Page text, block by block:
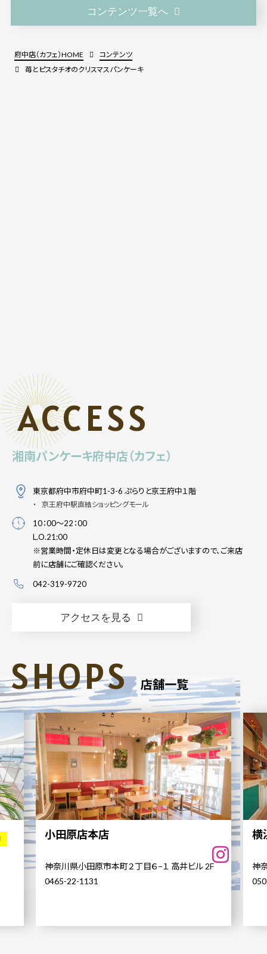
コンテンツ一覧へ
府中店（カフェ）HOME
コンテンツ
苺とピスタチオのクリスマスパンケーキ
ACCESS
湘南パンケーキ府中店（カフェ）
東京都府中市府中町1-3-6 ぷらりと京王府中１階
京王府中駅直結ショッピングモール
10：00～22：00
L.O.21:00
※営業時間・定休日は変更となる場合がございますので、ご来店
前に店舗にご確認ください。
042-319-9720
アクセスを見る
SHOPS 店舗一覧
小田原店本店
神奈川県小田原市本町２丁目６−１ 高井ビル 2F
0465-22-1131
横
神